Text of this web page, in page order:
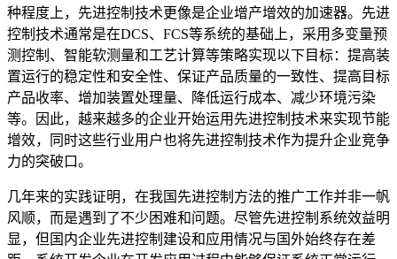
种程度上，先进控制技术更像是企业增产增效的加速器。先进
控制技术通常是在DCS、FCS等系统的基础上，采用多变量预
测控制、智能软测量和工艺计算等策略实现以下目标：提高装
置运行的稳定性和安全性、保证产品质量的一致性、提高目标
产品收率、增加装置处理量、降低运行成本、减少环境污染
等。因此，越来越多的企业开始运用先进控制技术来实现节能
增效，同时这些行业用户也将先进控制技术作为提升企业竞争
力的突破口。
几年来的实践证明，在我国先进控制方法的推广工作并非一帆
风顺，而是遇到了不少困难和问题。尽管先进控制系统效益明
显，但国内企业先进控制建设和应用情况与国外始终存在差